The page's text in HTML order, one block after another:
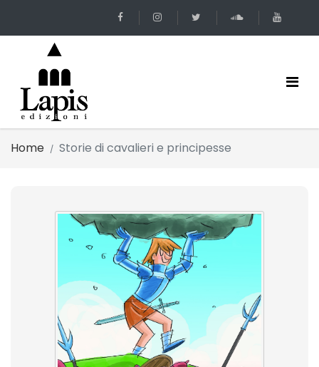
Home Storie di cavalieri e principesse